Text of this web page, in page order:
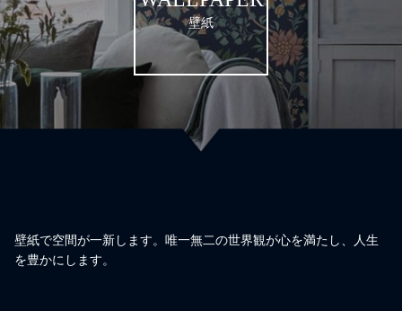
壁紙
壁紙で空間が一新します。唯一無二の世界観が心を満たし、人生
を豊かにします。